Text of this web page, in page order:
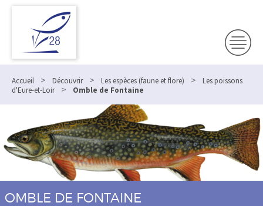
Accueil > Découvrir > Les espèces (faune et flore) >
Les poissons
d'Eure-et-Loir
> Omble de Fontaine
OMBLE DE FONTAINE